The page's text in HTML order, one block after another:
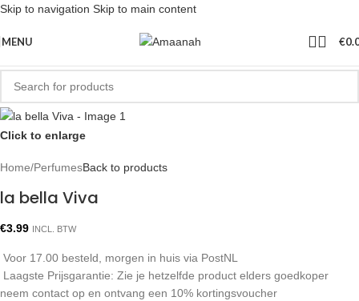
Skip to navigation Skip to main content
MENU €
Click to enlarge
Home/PerfumesBack to products
la bella Viva
€3.99 INCL. BTW
Voor 17.00 besteld, morgen in huis via PostNL
Laagste Prijsgarantie: Zie je hetzelfde product elders goedkoper
neem contact op en ontvang een 10% kortingsvoucher